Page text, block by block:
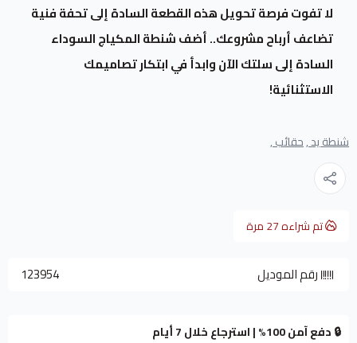
لا تفوت فرصة تحويل هذه القطعة السادة إلى تحفة فنية
تضاعف أرباح مشروعك.. أضف شنطة المكياج السوداء
السادة إلى سلتك الآن وابدأ في ابتكار تصاميمك
الاستثنائية!
شنطة يد ,حقائب ,
تم شراءه27مرة
رقم الموديل 123954
🔒 دفع آمن 100% | استرجاع خلال 7 أيام